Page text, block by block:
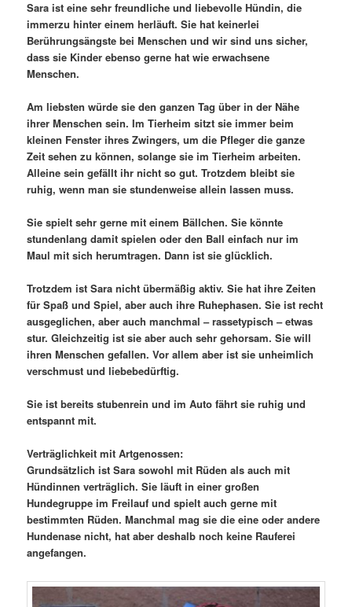
Sara ist eine sehr freundliche und liebevolle Hündin, die
immerzu hinter einem herläuft. Sie hat keinerlei
Berührungsängste bei Menschen und wir sind uns sicher,
dass sie Kinder ebenso gerne hat wie erwachsene
Menschen.
Am liebsten würde sie den ganzen Tag über in der Nähe
ihrer Menschen sein. Im Tierheim sitzt sie immer beim
kleinen Fenster ihres Zwingers, um die Pfleger die ganze
Zeit sehen zu können, solange sie im Tierheim arbeiten.
Alleine sein gefällt ihr nicht so gut. Trotzdem bleibt sie
ruhig, wenn man sie stundenweise allein lassen muss.
Sie spielt sehr gerne mit einem Bällchen. Sie könnte
stundenlang damit spielen oder den Ball einfach nur im
Maul mit sich herumtragen. Dann ist sie glücklich.
Trotzdem ist Sara nicht übermäßig aktiv. Sie hat ihre Zeiten
für Spaß und Spiel, aber auch ihre Ruhephasen. Sie ist recht
ausgeglichen, aber auch manchmal – rassetypisch – etwas
stur. Gleichzeitig ist sie aber auch sehr gehorsam. Sie will
ihren Menschen gefallen. Vor allem aber ist sie unheimlich
verschmust und liebebedürftig.
Sie ist bereits stubenrein und im Auto fährt sie ruhig und
entspannt mit.
Verträglichkeit mit Artgenossen:
Grundsätzlich ist Sara sowohl mit Rüden als auch mit
Hündinnen verträglich. Sie läuft in einer großen
Hundegruppe im Freilauf und spielt auch gerne mit
bestimmten Rüden. Manchmal mag sie die eine oder andere
Hundenase nicht, hat aber deshalb noch keine Rauferei
angefangen.